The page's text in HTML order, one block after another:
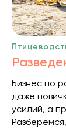
Бизнес по
даже
усилий, а